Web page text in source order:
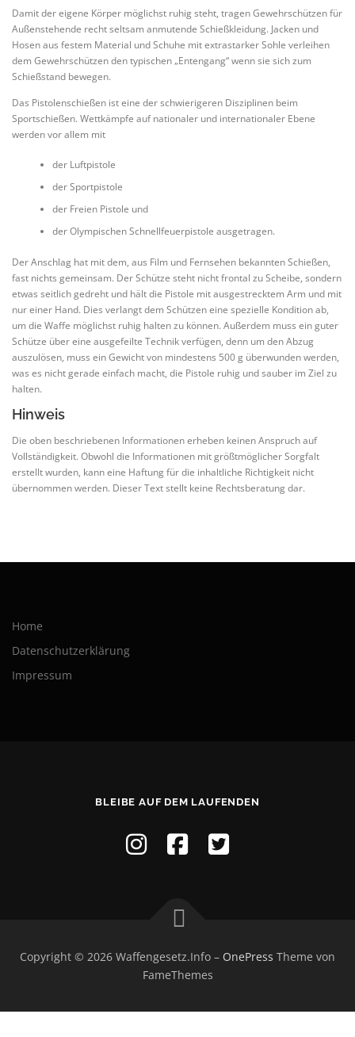
Damit der eigene Körper möglichst ruhig steht, tragen Gewehrschützen für
Außenstehende recht seltsam anmutende Schießkleidung. Jacken und
Hosen aus festem Material und Schuhe mit extrastarker Sohle verleihen
dem Gewehrschützen den typischen „Entengang“ wenn sie sich zum
Schießstand bewegen.
Das Pistolenschießen ist eine der schwierigeren Disziplinen beim
Sportschießen. Wettkämpfe auf nationaler und internationaler Ebene
werden vor allem mit
der Luftpistole
der Sportpistole
der Freien Pistole und
der Olympischen Schnellfeuerpistole ausgetragen.
Der Anschlag hat mit dem, aus Film und Fernsehen bekannten Schießen,
fast nichts gemeinsam. Der Schütze steht nicht frontal zu Scheibe, sondern
etwas seitlich gedreht und hält die Pistole mit ausgestrecktem Arm und mit
nur einer Hand. Dies verlangt dem Schützen eine spezielle Kondition ab,
um die Waffe möglichst ruhig halten zu können. Außerdem muss ein guter
Schütze über eine ausgefeilte Technik verfügen, denn um den Abzug
auszulösen, muss ein Gewicht von mindestens 500 g überwunden werden,
was es nicht gerade einfach macht, die Pistole ruhig und sauber im Ziel zu
halten.
Hinweis
Die oben beschriebenen Informationen erheben keinen Anspruch auf
Vollständigkeit. Obwohl die Informationen mit größtmöglicher Sorgfalt
erstellt wurden, kann eine Haftung für die inhaltliche Richtigkeit nicht
übernommen werden. Dieser Text stellt keine Rechtsberatung dar.
Home
Datenschutzerklärung
Impressum
BLEIBE AUF DEM LAUFENDEN
Copyright © 2026 Waffengesetz.Info – OnePress Theme von
FameThemes